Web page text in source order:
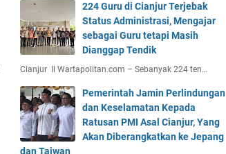
224 Guru di Cianjur Terjebak
Status Administrasi, Mengajar
sebagai Guru tetapi Masih
Dianggap Tendik
Cianjur ll Wartapolitan.com – Sebanyak 224 ten…
Pemerintah Jamin Perlindungan
dan Keselamatan Kepada
Ratusan PMI Asal Cianjur, Yang
Akan Diberangkatkan ke Jepang
dan Taiwan